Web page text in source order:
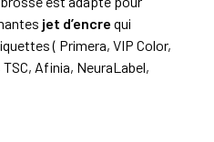
jet d’encrequi
( Primera, VIP Color,
Afinia, NeuraLabel,